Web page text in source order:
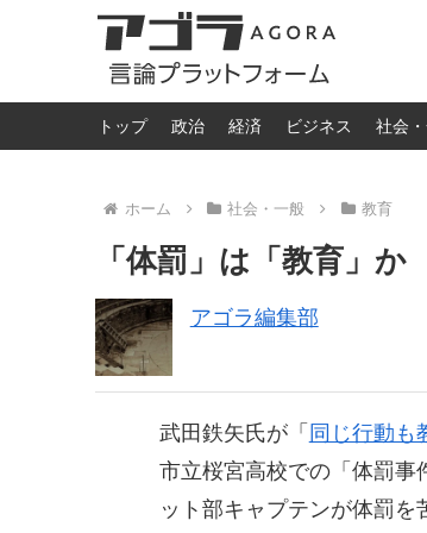
トップ 政治 経済 ビジネス 社会
ホーム 社会・一般 教育
「体罰」は「教育」か
アゴラ編集部
武田鉄矢氏が「 同じ行動も
市立桜宮高校での「体罰事
ット部キャプテンが体罰